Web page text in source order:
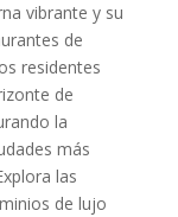
vibrante y su
de
residentes
de
la
más
las
de lujo